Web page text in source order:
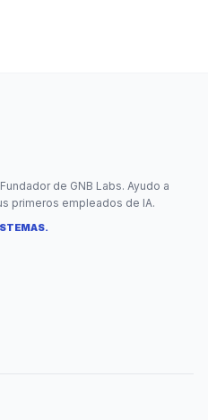
de GNB Labs. Ayudo a
primeros empleados de IA.